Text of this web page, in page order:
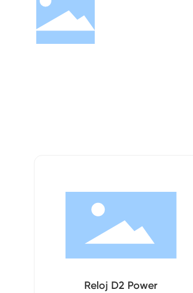
Reloj D2 Power